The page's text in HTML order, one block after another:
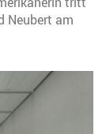
Neubert am